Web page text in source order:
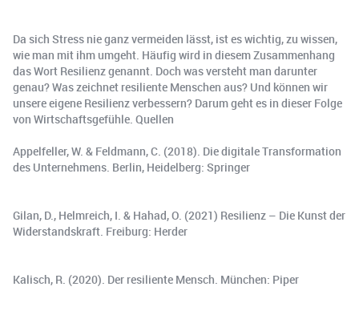
Da sich Stress nie ganz vermeiden lässt, ist es wichtig, zu wissen,
wie man mit ihm umgeht. Häufig wird in diesem Zusammenhang
das Wort Resilienz genannt. Doch was versteht man darunter
genau? Was zeichnet resiliente Menschen aus? Und können wir
unsere eigene Resilienz verbessern? Darum geht es in dieser Folge
von Wirtschaftsgefühle. Quellen
Appelfeller, W. & Feldmann, C. (2018). Die digitale Transformation
des Unternehmens. Berlin, Heidelberg: Springer
Gilan, D., Helmreich, I. & Hahad, O. (2021) Resilienz – Die Kunst der
Widerstandskraft. Freiburg: Herder
Kalisch, R. (2020). Der resiliente Mensch. München: Piper